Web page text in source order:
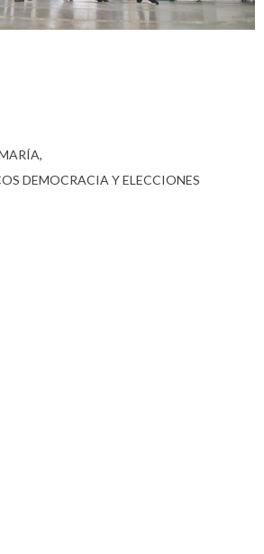
DEMOCRACIA Y ELECCIONES